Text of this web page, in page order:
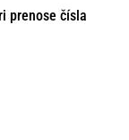
prenose čísla